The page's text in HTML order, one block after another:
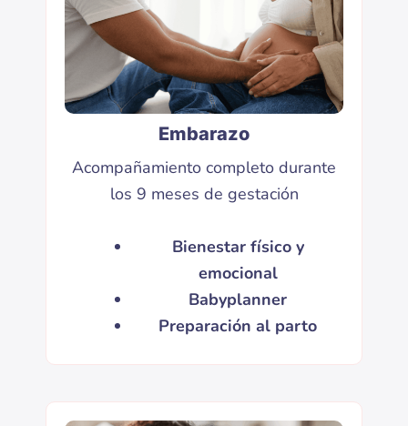
Embarazo
Acompañamiento completo durante
los 9 meses de gestación
Bienestar físico y
emocional
Babyplanner
Preparación al parto